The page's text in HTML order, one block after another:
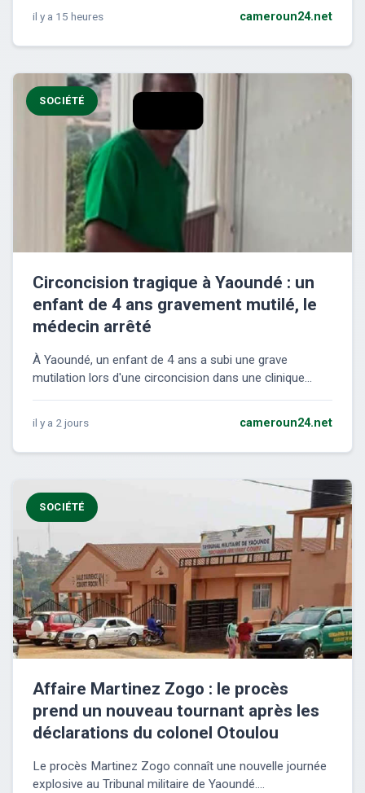
il y a 15 heures cameroun24.net
SOCIÉTÉ
Circoncision tragique à Yaoundé : un
enfant de 4 ans gravement mutilé, le
médecin arrêté
À Yaoundé, un enfant de 4 ans a subi une grave
mutilation lors d'une circoncision dans une clinique...
il y a 2 jours cameroun24.net
SOCIÉTÉ
Affaire Martinez Zogo : le procès
prend un nouveau tournant après les
déclarations du colonel Otoulou
Le procès Martinez Zogo connaît une nouvelle journée
explosive au Tribunal militaire de Yaoundé....